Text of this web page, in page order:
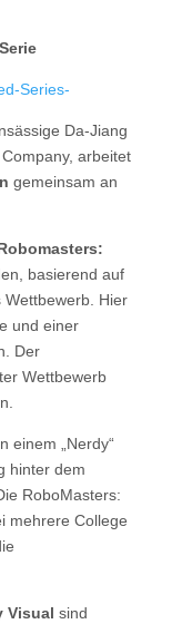
Da-Jiang
arbeitet
gemeinsam an
basierend auf
Hier
und einer
Der
Wettbewerb
einem „Nerdy“
hinter dem
RoboMasters:
mehrere College
Visual sind